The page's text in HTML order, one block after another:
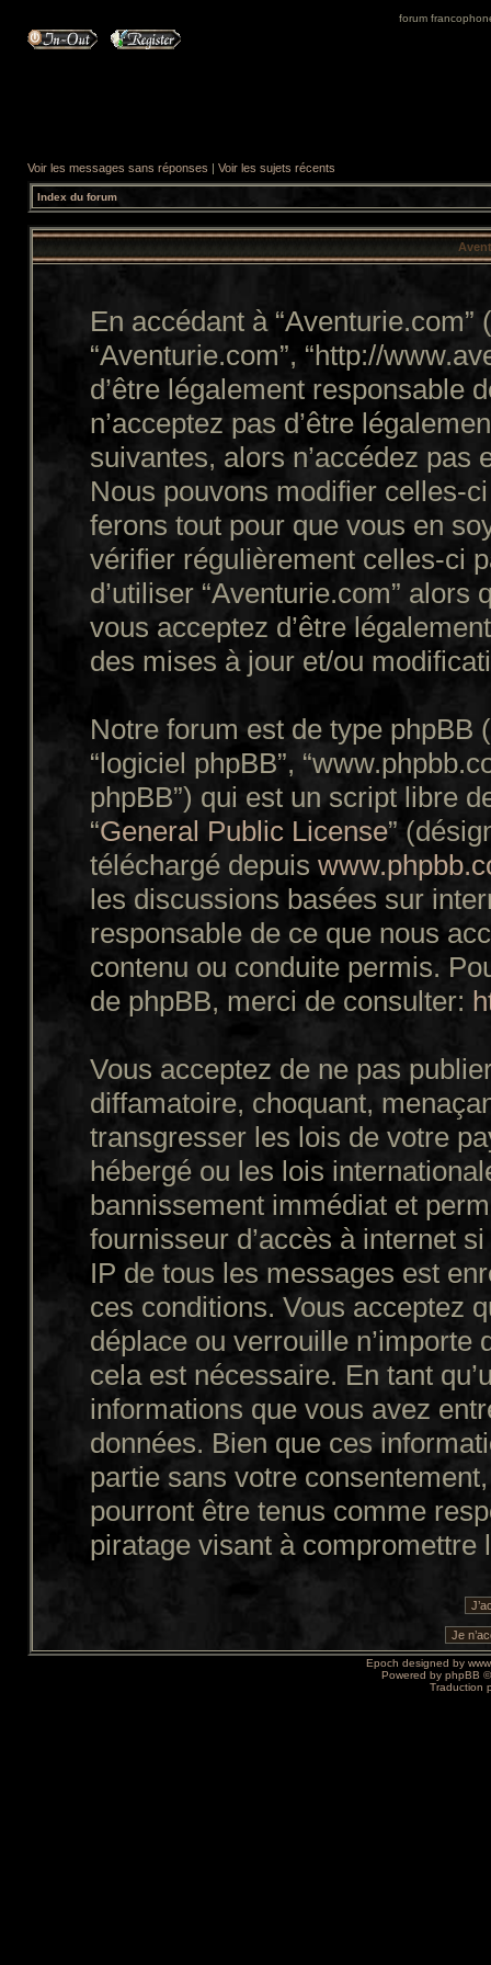
forum
Voir les messages sans réponses | Voir les sujets récents
Index du forum
En accédant à “Aventurie.com”
“Aventurie.com”, “http://
d’être légalement responsable
n’acceptez pas d’être
suivantes, alors n’accédez pas
Nous pouvons modifier celles-
ferons tout pour que vous en
vérifier régulièrement celles-ci
d’utiliser “Aventurie.com”
vous acceptez d’être
des mises à jour et/ou
Notre forum est de type phpBB
“logiciel phpBB”,
phpBB”) qui est un script libre
“General Public License”
téléchargé depuis
les discussions basées sur
responsable de ce que nous
contenu ou conduite permis.
de phpBB, merci de consulter:
Vous acceptez de ne pas
diffamatoire, choquant,
transgresser les lois de votre
hébergé ou les lois
bannissement immédiat et
fournisseur d’accès à internet
IP de tous les messages est
ces conditions. Vous acceptez
déplace ou verrouille
cela est nécessaire. En tant
informations que vous avez
données. Bien que ces
partie sans votre
pourront être tenus comme
piratage visant à compromettre
Epoch designed by
Powered by phpBB
Traduction